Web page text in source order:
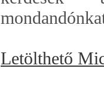
Letölthető